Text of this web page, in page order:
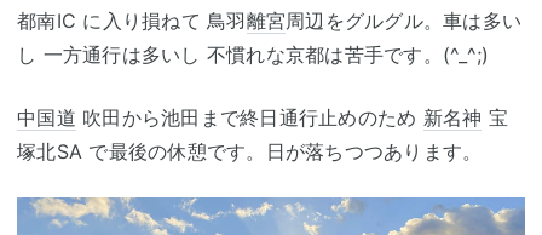
都南IC に入り損ねて 鳥羽離宮周辺をグルグル。車は多い
し 一方通行は多いし 不慣れな京都は苦手です。(^_^;)
中国道 吹田から池田まで終日通行止めのため 新名神 宝
塚北SA で最後の休憩です。日が落ちつつあります。